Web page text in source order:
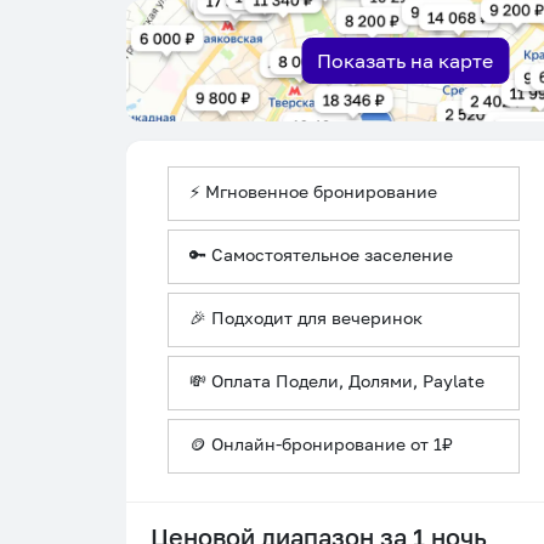
Показать на карте
⚡ Мгновенное бронирование
🔑 Самостоятельное заселение
🎉 Подходит для вечеринок
💸 Оплата Подели, Долями, Paylate
🪙 Онлайн-бронирование от 1₽
Ценовой диапазон за 1 ночь